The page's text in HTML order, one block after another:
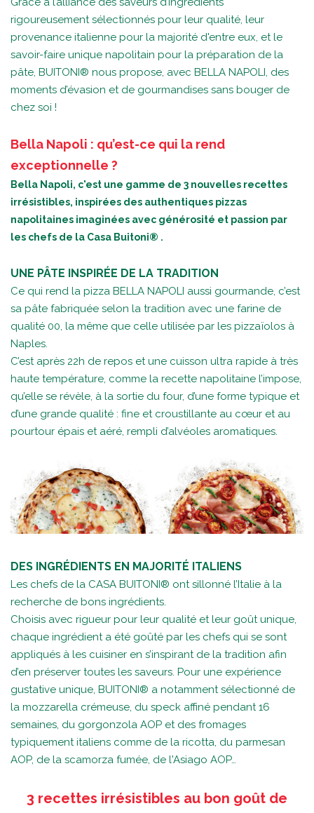
rigoureusement sélectionnés pour leur qualité, leur
provenance italienne pour la majorité d'entre eux, et le
savoir-faire unique napolitain pour la préparation de la
pâte, BUITONI® nous propose, avec BELLA NAPOLI, des
moments d’évasion et de gourmandises sans bouger de
chez soi !
Bella Napoli : qu’est-ce qui la rend
exceptionnelle ?
Bella Napoli, c'est une gamme de 3 nouvelles recettes
irrésistibles, inspirées des authentiques pizzas
napolitaines imaginées avec générosité et passion par
les chefs de la Casa Buitoni® .
UNE PÂTE INSPIRÉE DE LA TRADITION
Ce qui rend la pizza BELLA NAPOLI aussi gourmande, c’est
sa pâte fabriquée selon la tradition avec une farine de
qualité 00, la même que celle utilisée par les pizzaïolos à
Naples.
C’est après 22h de repos et une cuisson ultra rapide à très
haute température, comme la recette napolitaine l’impose,
qu’elle se révèle, à la sortie du four, d’une forme typique et
d’une grande qualité : fine et croustillante au cœur et au
pourtour épais et aéré, rempli d’alvéoles aromatiques.
DES INGRÉDIENTS EN MAJORITÉ ITALIENS
Les chefs de la CASA BUITONI® ont sillonné l’Italie à la
recherche de bons ingrédients.
Choisis avec rigueur pour leur qualité et leur goût unique,
chaque ingrédient a été goûté par les chefs qui se sont
appliqués à les cuisiner en s’inspirant de la tradition afin
d’en préserver toutes les saveurs. Pour une expérience
gustative unique, BUITONI® a notamment sélectionné de
la mozzarella crémeuse, du speck affiné pendant 16
semaines, du gorgonzola AOP et des fromages
typiquement italiens comme de la ricotta, du parmesan
AOP, de la scamorza fumée, de l'Asiago AOP…
3 recettes irrésistibles au bon goût de